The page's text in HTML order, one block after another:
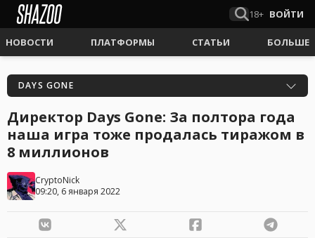
18+ ВОЙТИ
НОВОСТИ ПЛАТФОРМЫ СТАТЬИ БОЛЬШЕ
DAYS GONE
Директор Days Gone: За полтора года
наша игра тоже продалась тиражом в
8 миллионов
CryptoNick
09:20, 6 января 2022